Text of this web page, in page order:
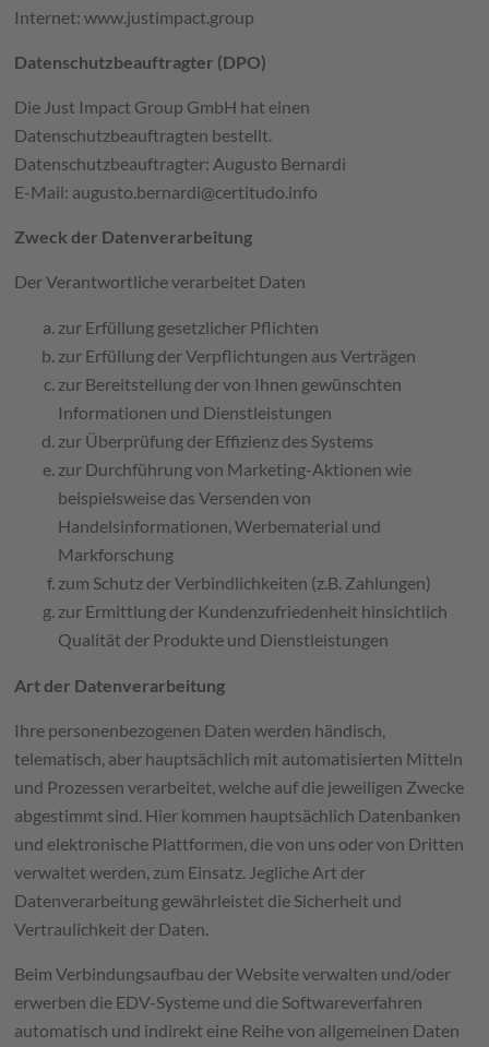
Internet: www.justimpact.group
Datenschutzbeauftragter (DPO)
Die Just Impact Group GmbH hat einen
Datenschutzbeauftragten bestellt.
Datenschutzbeauftragter: Augusto Bernardi
E-Mail: augusto.bernardi@certitudo.info
Zweck der Datenverarbeitung
Der Verantwortliche verarbeitet Daten
zur Erfüllung gesetzlicher Pflichten
zur Erfüllung der Verpflichtungen aus Verträgen
zur Bereitstellung der von Ihnen gewünschten
Informationen und Dienstleistungen
zur Überprüfung der Effizienz des Systems
zur Durchführung von Marketing-Aktionen wie
beispielsweise das Versenden von
Handelsinformationen, Werbematerial und
Markforschung
zum Schutz der Verbindlichkeiten (z.B. Zahlungen)
zur Ermittlung der Kundenzufriedenheit hinsichtlich
Qualität der Produkte und Dienstleistungen
Art der Datenverarbeitung
Ihre personenbezogenen Daten werden händisch,
telematisch, aber hauptsächlich mit automatisierten Mitteln
und Prozessen verarbeitet, welche auf die jeweiligen Zwecke
abgestimmt sind. Hier kommen hauptsächlich Datenbanken
und elektronische Plattformen, die von uns oder von Dritten
verwaltet werden, zum Einsatz. Jegliche Art der
Datenverarbeitung gewährleistet die Sicherheit und
Vertraulichkeit der Daten.
Beim Verbindungsaufbau der Website verwalten und/oder
erwerben die EDV-Systeme und die Softwareverfahren
automatisch und indirekt eine Reihe von allgemeinen Daten